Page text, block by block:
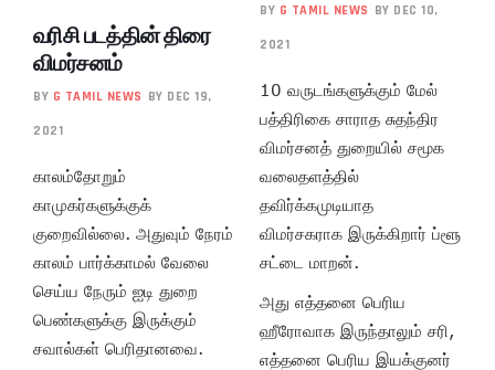
வரிசி படத்தின் திரை
விமர்சனம்
BY G TAMIL NEWS BY DEC 19,
2021
காலம்தோறும்
காமுகர்களுக்குக்
குறைவில்லை. அதுவும் நேரம்
காலம் பார்க்காமல் வேலை
செய்ய நேரும் ஐடி துறை
பெண்களுக்கு இருக்கும்
சவால்கள் பெரிதானவை.
BY G TAMIL NEWS BY DEC 10,
2021
10 வருடங்களுக்கும் மேல்
பத்திரிகை சாராத சுதந்திர
விமர்சனத் துறையில் சமூக
வலைதளத்தில்
தவிர்க்கமுடியாத
விமர்சகராக இருக்கிறார் ப்ளூ
சட்டை மாறன்.
அது எத்தனை பெரிய
ஹீரோவாக இருந்தாலும் சரி,
எத்தனை பெரிய இயக்குனர்